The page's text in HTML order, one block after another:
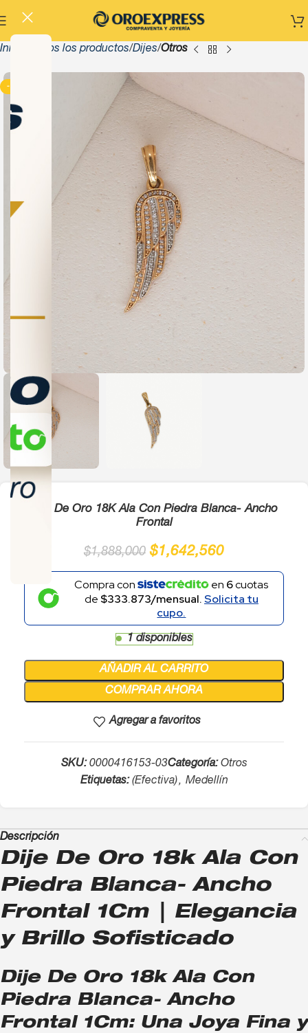
Inicio Todos los productos Dijes Otros
-13%
Click to enlarge
Dije De Oro 18K Ala Con Piedra Blanca- Ancho
Frontal
$1,888,000 $1,642,560
Compra con en 6cuotas
de $333.873/mensual.Solicita tu
cupo.
1 disponibles
AÑADIR AL CARRITO
COMPRAR AHORA
Agregar a favoritos
SKU:0000416153-03Categoría: Otros
Etiquetas: (Efectiva), Medellín
Descripción
Dije De Oro 18k Ala Con
Piedra Blanca- Ancho
Frontal 1Cm | Elegancia
y Brillo Sofisticado
Dije De Oro 18k Ala Con
Piedra Blanca- Ancho
Frontal 1Cm: Una Joya Fina y